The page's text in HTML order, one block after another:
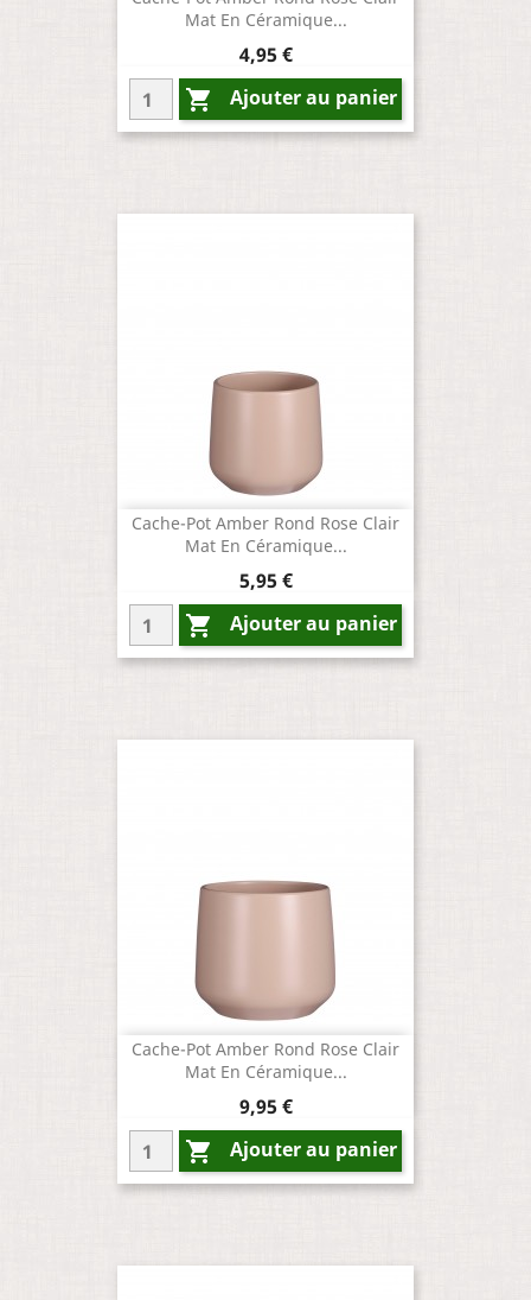
Mat En Céramique...
Prix
4,95 €
 Ajouter au panier
Cache-Pot Amber Rond Rose Clair
Mat En Céramique...
Prix
5,95 €
 Ajouter au panier
Cache-Pot Amber Rond Rose Clair
Mat En Céramique...
Prix
9,95 €
 Ajouter au panier